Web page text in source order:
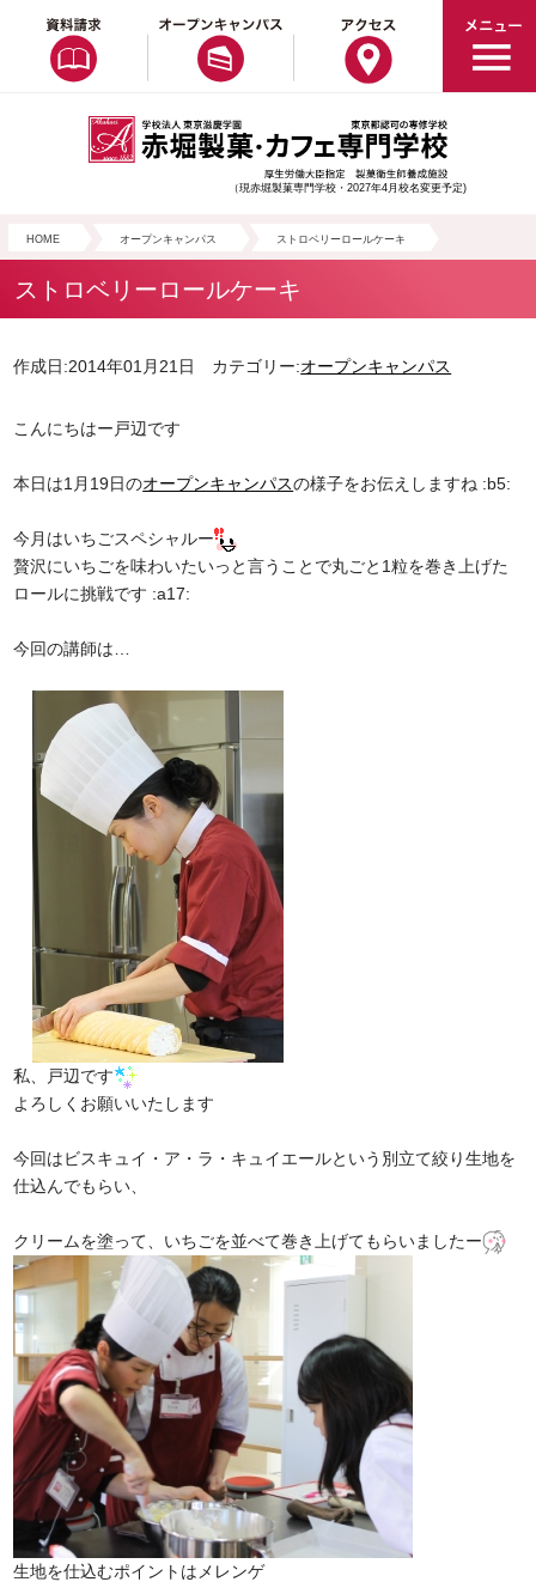
（現赤堀製菓専門学校・2027年4月校名変更予定)
HOME オープンキャンパス ストロベリーロールケーキ
ストロベリーロールケーキ
作成日:2014年01月21日 カテゴリー:オープンキャンパス
こんにちはー戸辺です
本日は1月19日のオープンキャンパスの様子をお伝えしますね :b5:
今月はいちごスペシャルー
贅沢にいちごを味わいたいっと言うことで丸ごと1粒を巻き上げた
ロールに挑戦です :a17:
今回の講師は…
私、戸辺です
よろしくお願いいたします
今回はビスキュイ・ア・ラ・キュイエールという別立て絞り生地を
仕込んでもらい、
クリームを塗って、いちごを並べて巻き上げてもらいましたー
生地を仕込むポイントはメレンゲ